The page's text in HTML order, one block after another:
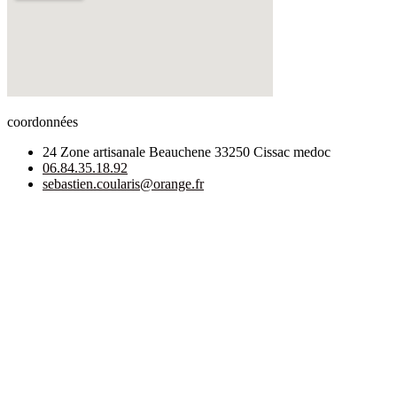
coordonnées
24 Zone artisanale Beauchene 33250 Cissac medoc
06.84.35.18.92
sebastien.coularis@orange.fr